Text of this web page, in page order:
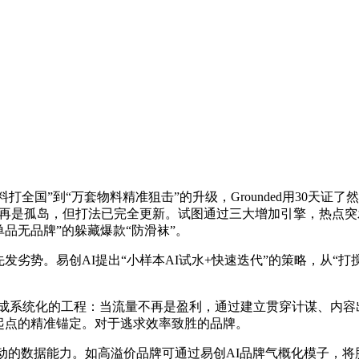
国”到“万套物料精准狙击”的升级，Grounded用30天证了
孤岛，但打法已完全更新。试图通过三大增加引擎，热点
无品牌”的躲藏爆款“防滑袜”。
势。易创AI提出“小样本AI试水+快速迭代”的策略，从“打
化的工程：当流量不再是盈利，通过建立贯穿计谋、内容
的精准锚定。对于逃求效率致胜的品牌。
据能力。如高溢价品牌可通过易创AI品牌气概化模子，将